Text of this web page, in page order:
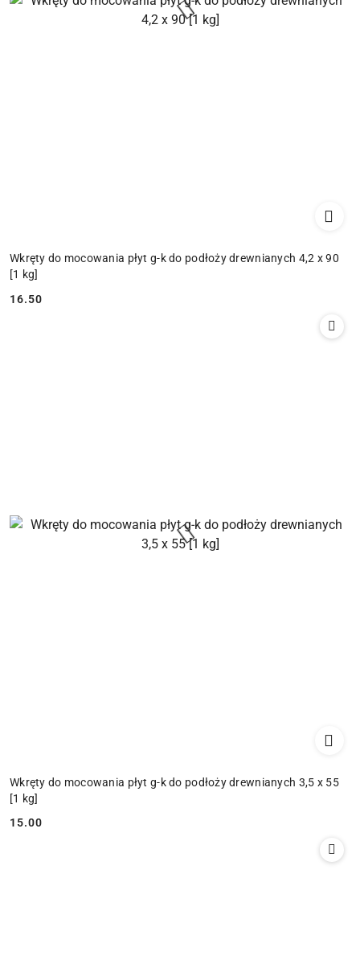
Wkręty do mocowania płyt g-k do podłoży drewnianych 4,2 x 90
[1 kg]
Cena:
16.50
Wkręty do mocowania płyt g-k do podłoży drewnianych 3,5 x 55
[1 kg]
Cena:
15.00